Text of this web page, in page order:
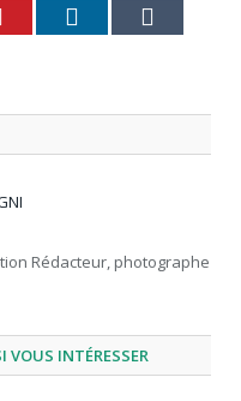
Pinterest
LinkedIn
Rédacteur, photographe
VOUS INTÉRESSER